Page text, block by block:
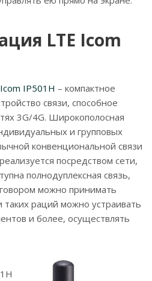
LTE Icom
Icom IP501H – компактное
связи, способное
3G/4G. Широкополосная
и групповых
конвенциональной связи
посредством сети,
полнодуплексная связь,
можно принимать
раций можно устраивать
и более, осуществлять